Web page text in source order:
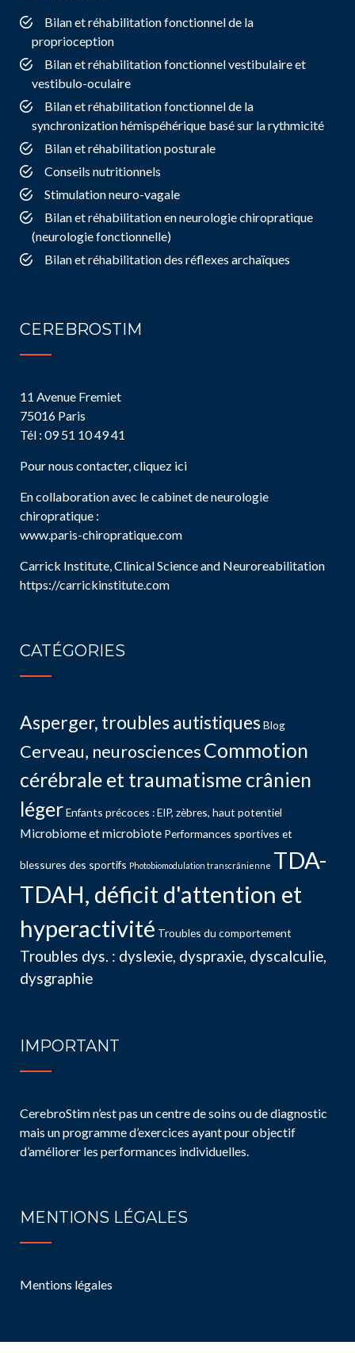
Bilan et réhabilitation fonctionnel de la
proprioception
Bilan et réhabilitation fonctionnel vestibulaire et
vestibulo-oculaire
Bilan et réhabilitation fonctionnel de la
synchronization hémispéhérique basé sur la rythmicité
Bilan et réhabilitation posturale
Conseils nutritionnels
Stimulation neuro-vagale
Bilan et réhabilitation en neurologie chiropratique
(neurologie fonctionnelle)
Bilan et réhabilitation des réflexes archaïques
CEREBROSTIM
11 Avenue Fremiet
75016 Paris
Tél : 09 51 10 49 41
Pour nous contacter, cliquez ici
En collaboration avec le cabinet de neurologie
chiropratique :
www.paris-chiropratique.com
Carrick Institute, Clinical Science and Neuroreabilitation
https://carrickinstitute.com
CATÉGORIES
Asperger, troubles autistiquesBlog
Cerveau, neurosciencesCommotion
cérébrale et traumatisme crânien
légerEnfants précoces : EIP, zèbres, haut potentiel
Microbiome et microbiote Performances sportives et
blessures des sportifs Photobiomodulation transcrânienne TDA-
TDAH, déficit d'attention et
hyperactivité Troubles du comportement
Troubles dys. : dyslexie, dyspraxie, dyscalculie,
dysgraphie
IMPORTANT
CerebroStim n’est pas un centre de soins ou de diagnostic
mais un programme d’exercices ayant pour objectif
d’améliorer les performances individuelles.
MENTIONS LÉGALES
Mentions légales